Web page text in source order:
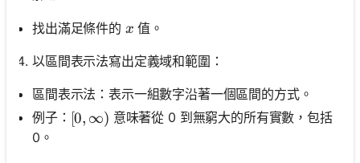
找出滿足條件的 x
x 值。
以區間表示法寫出定義域和範圍：
區間表示法：表示一組數字沿著一個區間的方式。
例子： [0, \infty)
[0, ∞) 意味著從 0 到無窮大的所有實數，包括
0。